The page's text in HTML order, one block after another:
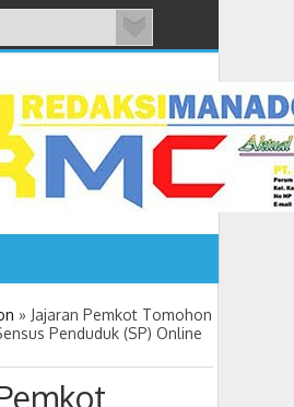
GANTIKAN MONO PIMPIN DPRD
» Jajaran Pemkot Tomohon
Penduduk (SP) Online